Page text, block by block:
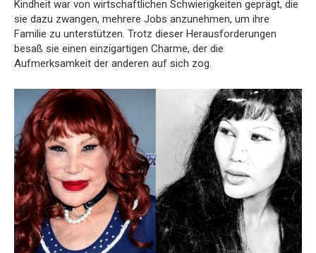
Kindheit war von wirtschaftlichen Schwierigkeiten geprägt, die
sie dazu zwangen, mehrere Jobs anzunehmen, um ihre
Familie zu unterstützen. Trotz dieser Herausforderungen
besaß sie einen einzigartigen Charme, der die
Aufmerksamkeit der anderen auf sich zog.